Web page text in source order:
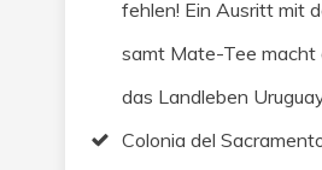
fehlen! Ein Ausritt mit
samt Mate-Tee macht
das Landleben
Colonia del